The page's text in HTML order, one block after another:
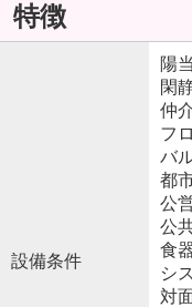
特徴
設備条件
陽
閑
仲
フ
バ
都
公
公
食
シ
対